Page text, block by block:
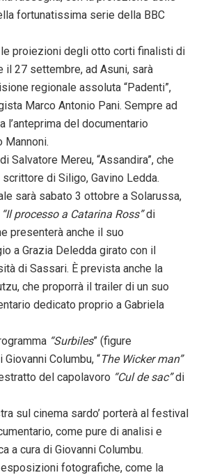
fortunatissima serie della BBC
le proiezioni degli otto corti finalisti di
il 27 settembre, ad Asuni, sarà
regionale assoluta “Padenti”,
Marco Antonio Pani. Sempre ad
l’anteprima del documentario
Mannoni.
Salvatore Mereu, “Assandira”, che
di Siligo, Gavino Ledda.
sarà sabato 3 ottobre a Solarussa,
“Il processo a Catarina Ross”di
presenterà anche il suo
a Grazia Deledda girato con il
di Sassari. È prevista anche la
che proporrà il trailer di un suo
dedicato proprio a Gabriela
“Surbiles” (figure
Columbu, “The Wicker man”
del capolavoro “Cul de sac”di
sul cinema sardo’ porterà al festival
come pure di analisi e
a cura di Giovanni Columbu.
esposizioni fotografiche, come la